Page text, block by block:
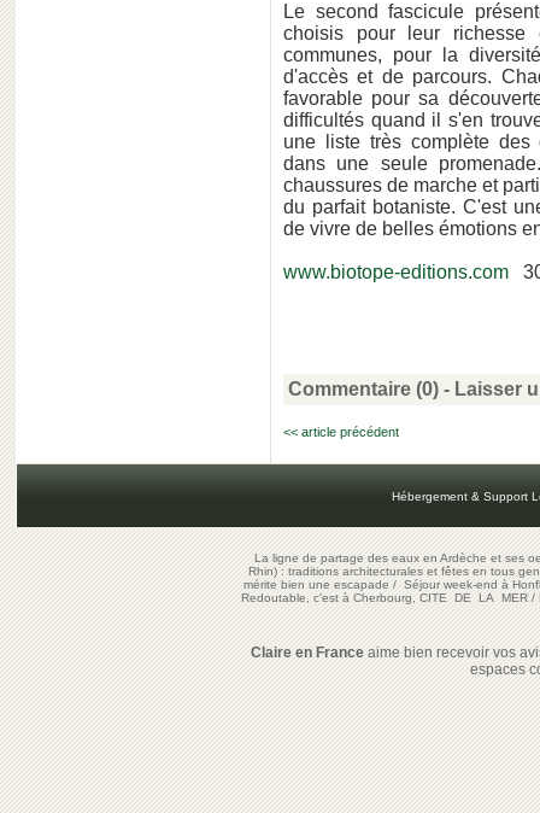
Le second fascicule
choisis pour leur
communes, pour la
d'accès et de parcours.
favorable pour sa
difficultés quand il s'en
une liste très complète des
dans une seule
chaussures de marche et
du parfait botaniste. C'est
de vivre de belles émotions
www.biotope-editions.com
Commentaire (0) - Laisser
<< article précédent
Hébergement & Support
La ligne de partage des eaux en Ardèche et ses
Rhin) : traditions architecturales et fêtes en tous
mérite bien une escapade/Séjour week-end à
Redoutable, c'est à Cherbourg, CITE DE LA MER/
Claire en Franceaime bien recevoir vos
espaces